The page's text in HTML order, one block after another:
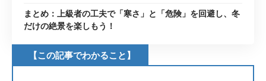
まとめ：上級者の工夫で「寒さ」と「危険」を回避し、冬
だけの絶景を楽しもう！
【この記事でわかること】